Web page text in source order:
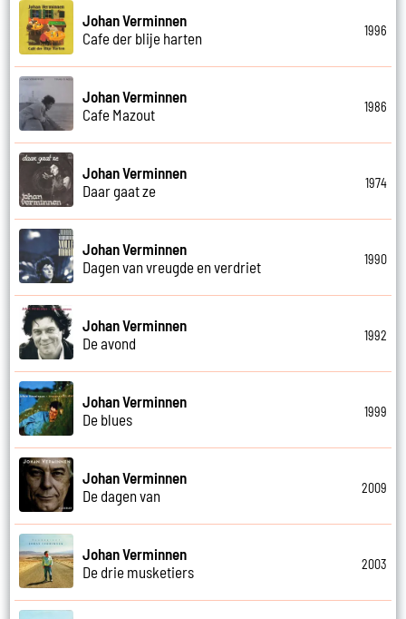
Johan Verminnen
Cafe der blije harten
1996
Johan Verminnen
Cafe Mazout
1986
Johan Verminnen
Daar gaat ze
1974
Johan Verminnen
Dagen van vreugde en verdriet
1990
Johan Verminnen
De avond
1992
Johan Verminnen
De blues
1999
Johan Verminnen
De dagen van
2009
Johan Verminnen
De drie musketiers
2003